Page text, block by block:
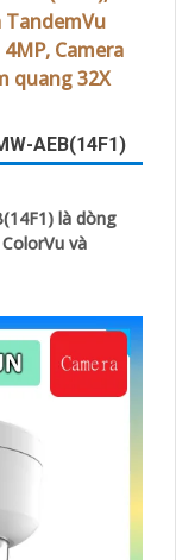
AEB(14F1)
là dòng
và